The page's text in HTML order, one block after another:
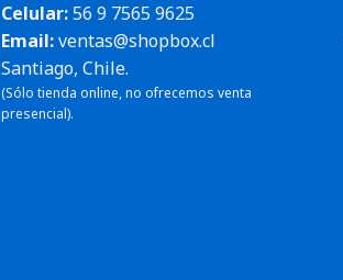
Celular:56 9 7565 9625
Email:ventas@shopbox.cl
Santiago, Chile.
(Sólo tienda online, no ofrecemos venta
presencial).